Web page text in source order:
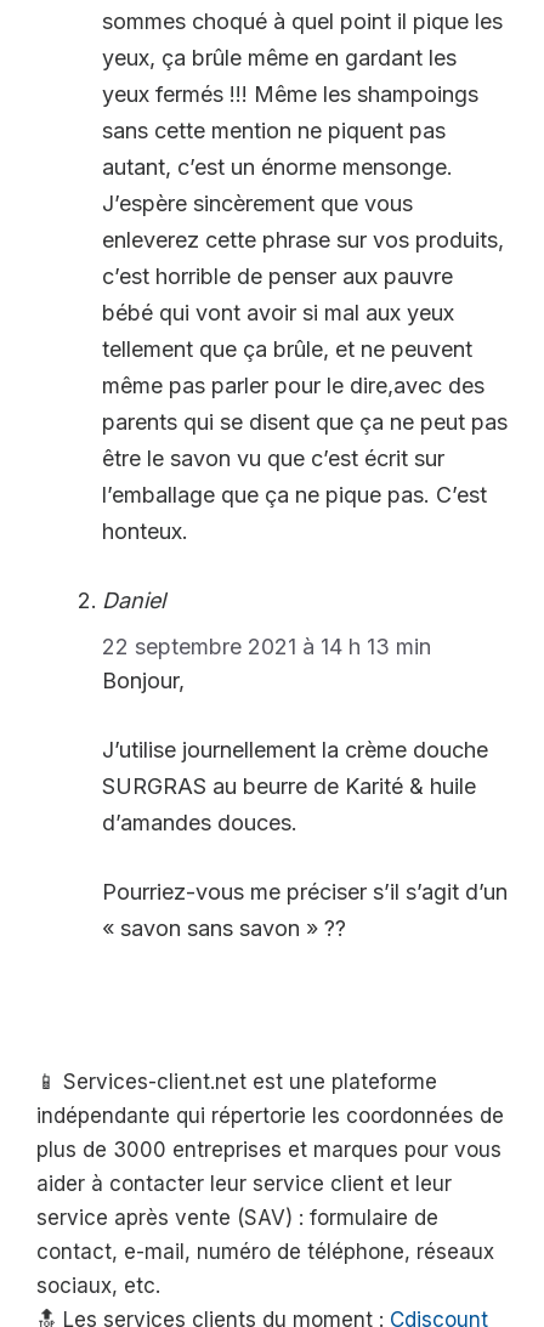
sommes choqué à quel point il pique les
yeux, ça brûle même en gardant les
yeux fermés !!! Même les shampoings
sans cette mention ne piquent pas
autant, c’est un énorme mensonge.
J’espère sincèrement que vous
enleverez cette phrase sur vos produits,
c’est horrible de penser aux pauvre
bébé qui vont avoir si mal aux yeux
tellement que ça brûle, et ne peuvent
même pas parler pour le dire,avec des
parents qui se disent que ça ne peut pas
être le savon vu que c’est écrit sur
l’emballage que ça ne pique pas. C’est
honteux.
Daniel
22 septembre 2021 à 14 h 13 min
Bonjour,
J’utilise journellement la crème douche
SURGRAS au beurre de Karité & huile
d’amandes douces.
Pourriez-vous me préciser s’il s’agit d’un
« savon sans savon » ??
📱 Services-client.net est une plateforme
indépendante qui répertorie les coordonnées de
plus de 3000 entreprises et marques pour vous
aider à contacter leur service client et leur
service après vente (SAV) : formulaire de
contact, e-mail, numéro de téléphone, réseaux
sociaux, etc.
🔝 Les services clients du moment : Cdiscount